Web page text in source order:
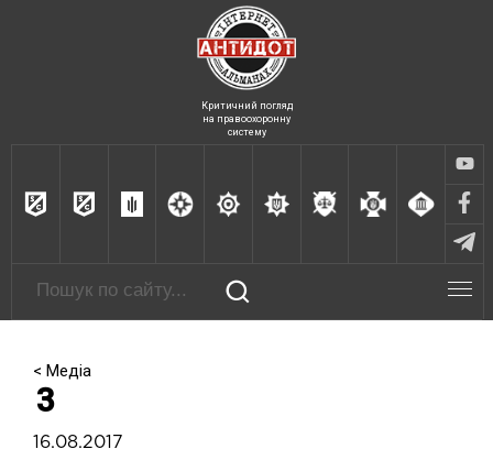
Критичний погляд
на правоохоронну
систему
< Медіа
3
16.08.2017